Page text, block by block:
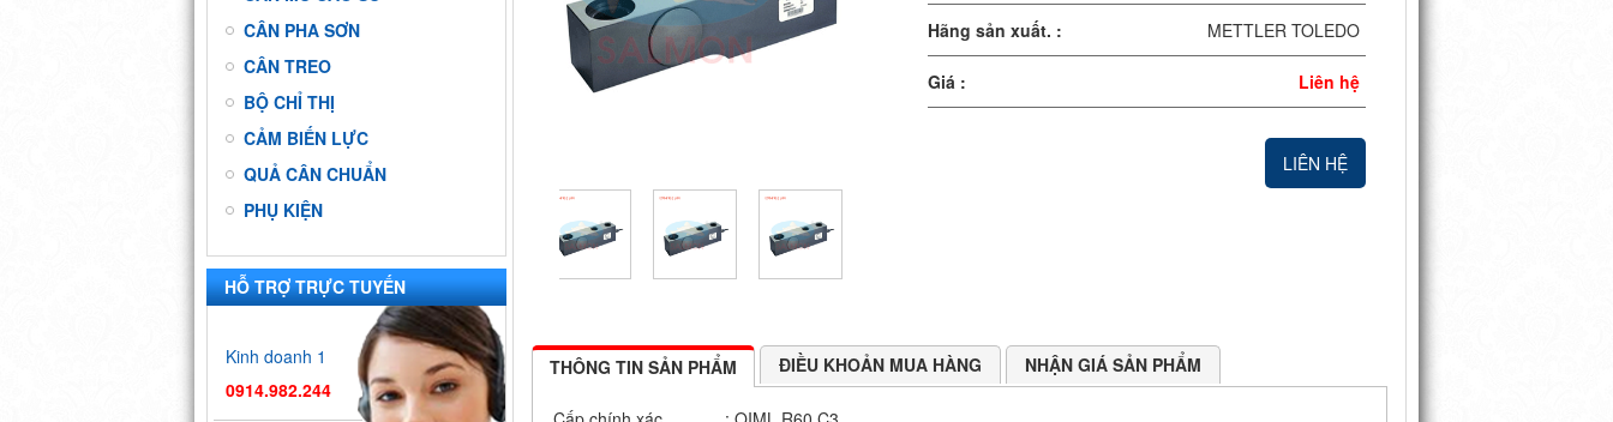
CÂN PHA SƠN
CÂN TREO
BỘ CHỈ THỊ
CẢM BIẾN LỰC
QUẢ CÂN CHUẨN
PHỤ KIỆN
HỖ TRỢ TRỰC TUYẾN
Kinh doanh 1
0914.982.244
Hãng sản xuất. : METTLER TOLEDO
Giá : Liên hệ
LIÊN HỆ
THÔNG TIN SẢN PHẨM ĐIỀU KHOẢN MUA HÀNG NHẬN GIÁ SẢN PHẨM